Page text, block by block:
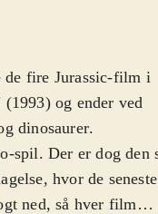
de fire Jurassic-film i
og ender ved
dinosaurer.
spil. Der er dog den
hvor de seneste
ned, så hver film